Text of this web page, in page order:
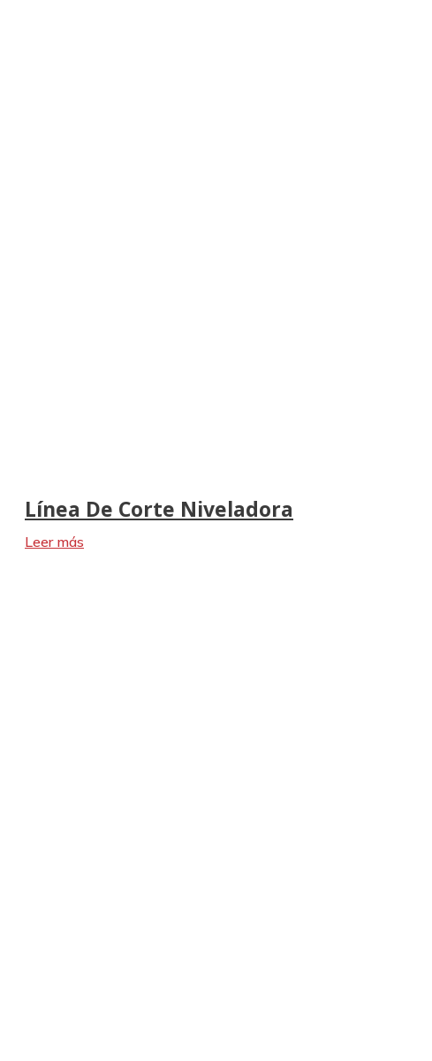
Línea De Corte Niveladora
Leer más